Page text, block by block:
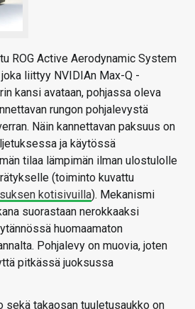
ROG Active Aerodynamic System
liittyy NVIDIAn Max-Q -
kansi avataan, pohjassa oleva
rungon pohjalevystä
Näin kannettavan paksuus on
ja käytössä
tilaa lämpimän ilman ulostulolle
(toiminto kuvattu
kotisivuilla). Mekanismi
suorastaan nerokkaaksi
huomaamaton
Pohjalevy on muovia, joten
pitkässä juoksussa
sekä takaosan tuuletusaukko on